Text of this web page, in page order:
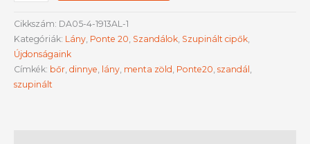
Cikkszám: DA05-4-1913AL-1
Kategóriák: Lány, Ponte 20, Szandálok, Szupinált cipők,
Újdonságaink
Címkék: bőr, dinnye, lány, menta zöld , Ponte20, szandál ,
szupinált